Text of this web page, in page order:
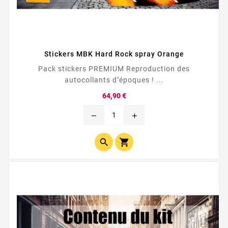
Stickers MBK Hard Rock spray Orange
Pack stickers PREMIUM Reproduction des
autocollants d’époques ! ...
64,90 €Prix
remove add
 